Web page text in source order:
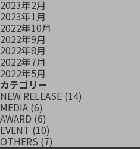
2023年2月
2023年1月
2022年10月
2022年9月
2022年8月
2022年7月
2022年5月
カテゴリー
NEW RELEASE (14)
MEDIA (6)
AWARD (6)
EVENT (10)
OTHERS (7)